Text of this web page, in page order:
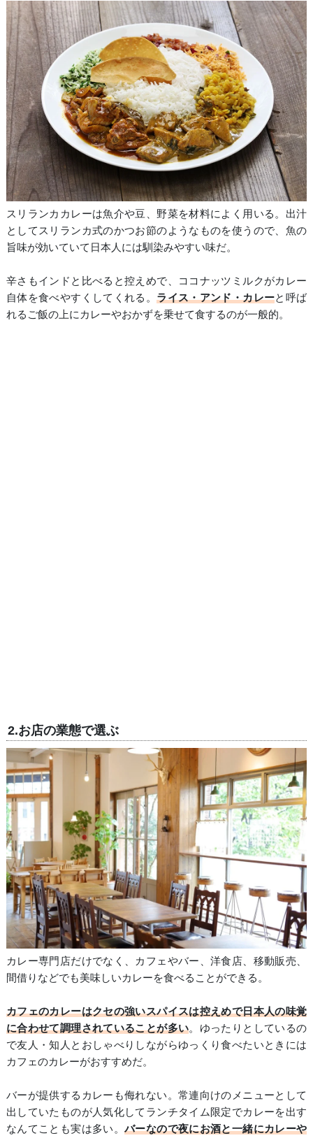
スリランカカレーは魚介や豆、野菜を材料によく用いる。出汁
としてスリランカ式のかつお節のようなものを使うので、魚の
旨味が効いていて日本人には馴染みやすい味だ。
辛さもインドと比べると控えめで、ココナッツミルクがカレー
自体を食べやすくしてくれる。ライス・アンド・カレーと呼ば
れるご飯の上にカレーやおかずを乗せて食するのが一般的。
2.お店の業態で選ぶ
カレー専門店だけでなく、カフェやバー、洋食店、移動販売、
間借りなどでも美味しいカレーを食べることができる。
カフェのカレーはクセの強いスパイスは控えめで日本人の味覚
に合わせて調理されていることが多い。ゆったりとしているの
で友人・知人とおしゃべりしながらゆっくり食べたいときには
カフェのカレーがおすすめだ。
バーが提供するカレーも侮れない。常連向けのメニューとして
出していたものが人気化してランチタイム限定でカレーを出す
なんてことも実は多い。バーなので夜にお酒と一緒にカレーや